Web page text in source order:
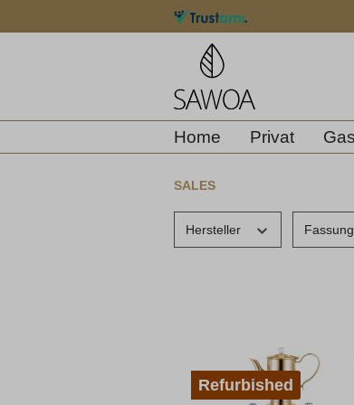
Zur Hauptnavigation springen
Home Privat
SALES
Hersteller
Refurbished